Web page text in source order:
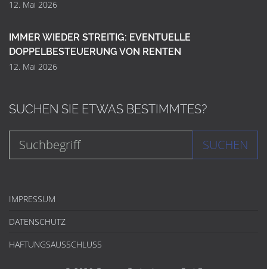
12. Mai 2026
IMMER WIEDER STREITIG: EVENTUELLE
DOPPELBESTEUERUNG VON RENTEN
12. Mai 2026
SUCHEN SIE ETWAS BESTIMMTES?
SUCHEN
IMPRESSUM
DATENSCHUTZ
HAFTUNGSAUSSCHLUSS